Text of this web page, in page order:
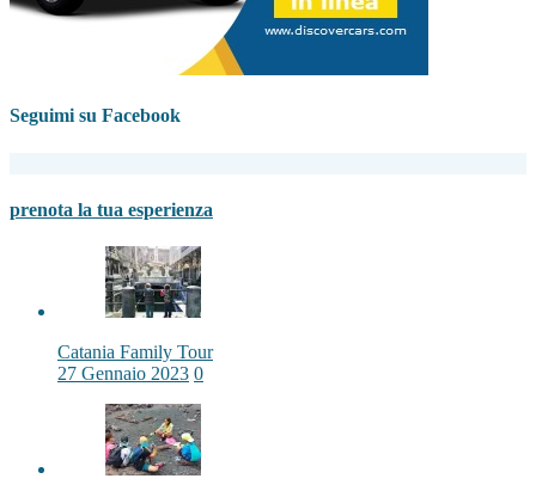
Seguimi su Facebook
prenota la tua esperienza
Catania Family Tour
27 Gennaio 2023 0